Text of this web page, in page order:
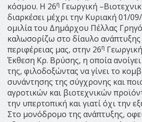
κόσμου. Η 26η Γεωργική
διαρκέσει μέχρι την Κυριακή 01/
ομιλία του Δημάρχου Πέλλας
καλωσορίζω στο δίαυλο
περιφέρειας μας, στην 26η
Έκθεση Κρ. Βρύσης, η οποία ανοίγει
της, φιλοδοξώντας να γίνει το
συνάντησης της σύγχρονης και
αγροτικών και βιοτεχνικών
την υπερτοπική και γιατί όχι την
Στο μονόδρομο της ανάπτυξης,